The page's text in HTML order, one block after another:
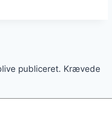
publiceret. Krævede